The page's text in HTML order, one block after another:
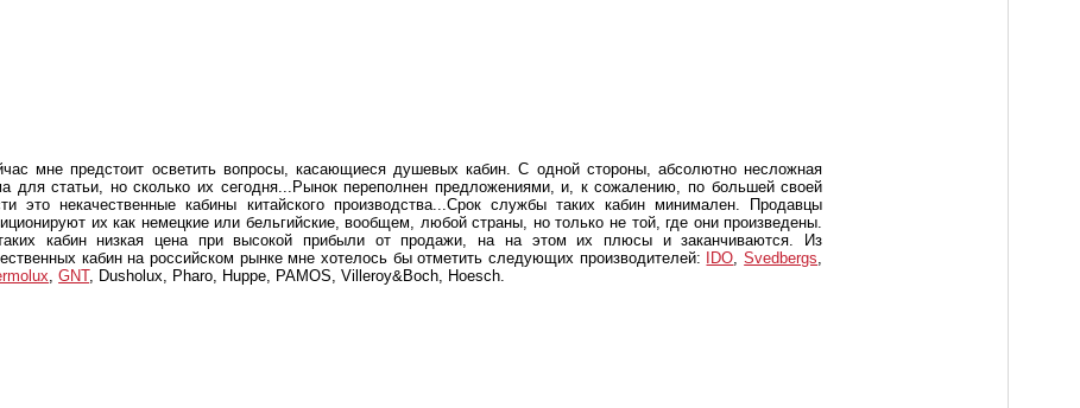
мне предстоит осветить вопросы, касающиеся душевых кабин. С одной стороны, абсолютно несложная
для статьи, но сколько их сегодня...Рынок переполнен предложениями, и, к сожалению, по большей своей
это некачественные кабины китайского производства...Срок службы таких кабин минимален. Продавцы
их как немецкие или бельгийские, вообщем, любой страны, но только не той, где они произведены.
кабин низкая цена при высокой прибыли от продажи, на на этом их плюсы и заканчиваются. Из
кабин на российском рынке мне хотелось бы отметить следующих производителей:
IDO,Svedbergs,
,GNT, Dusholux, Pharo, Huppe, PAMOS, Villeroy&Boch, Hoesch.